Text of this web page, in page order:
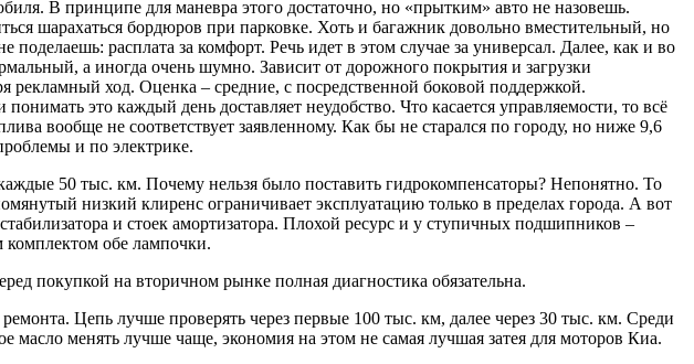
В принципе для маневра этого достаточно, но «прытким» авто не назовешь.
шарахаться бордюров при парковке. Хоть и багажник довольно вместительный, но
расплата за комфорт. Речь идет в этом случае за универсал. Далее, как и во
а иногда очень шумно. Зависит от дорожного покрытия и загрузки
рекламный ход. Оценка – средние, с посредственной боковой поддержкой.
это каждый день доставляет неудобство. Что касается управляемости, то всё
вообще не соответствует заявленному. Как бы не старался по городу, но ниже 9,6
и по электрике.
50 тыс. км. Почему нельзя было поставить гидрокомпенсаторы? Непонятно. То
низкий клиренс ограничивает эксплуатацию только в пределах города. А вот
и стоек амортизатора. Плохой ресурс и у ступичных подшипников –
комплектом обе лампочки.
покупкой на вторичном рынке полная диагностика обязательна.
Цепь лучше проверять через первые 100 тыс. км, далее через 30 тыс. км. Среди
менять лучше чаще, экономия на этом не самая лучшая затея для моторов Киа.